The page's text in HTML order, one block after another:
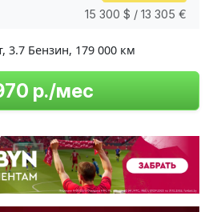
15 300 $ / 13 305 €
, 3.7 Бензин, 179 000 км
р./мес